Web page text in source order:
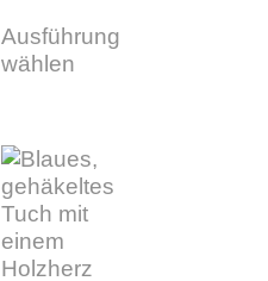
Ausführung
wählen